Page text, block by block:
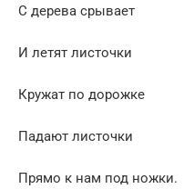
С дерева срывает
И летят листочки
Кружат по дорожке
Падают листочки
Прямо к нам под ножки.